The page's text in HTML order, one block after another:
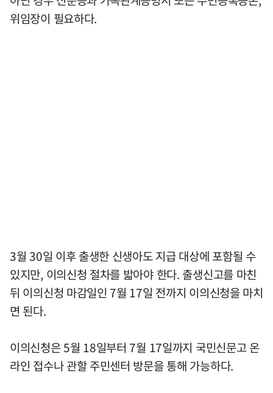
위임장이 필요하다.
3월 30일 이후 출생한 신생아도 지급 대상에 포함될 수
있지만, 이의신청 절차를 밟아야 한다. 출생신고를 마친
뒤 이의신청 마감일인 7월 17일 전까지 이의신청을 마치
면 된다.
이의신청은 5월 18일부터 7월 17일까지 국민신문고 온
라인 접수나 관할 주민센터 방문을 통해 가능하다.